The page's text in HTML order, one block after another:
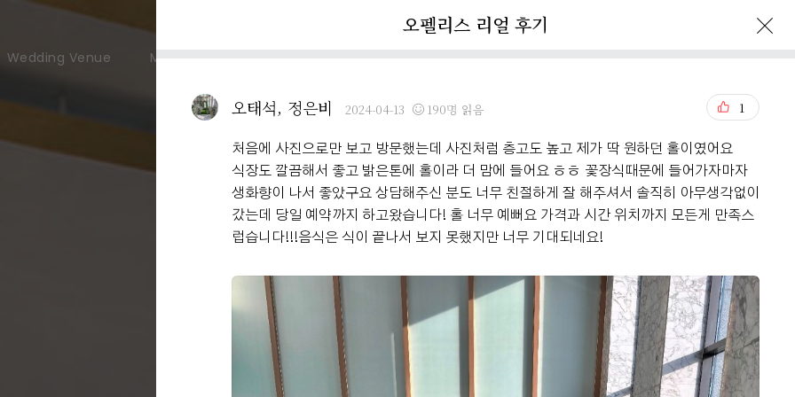
Wedding Venue Meeting & Party
오펠리스 리얼 후기
오태석, 정은비 2024-04-13 190명 읽음 1
처음에 사진으로만 보고 방문했는데 사진처럼 층고도 높고 제가 딱 원하던 홀이였어요
식장도 깔끔해서 좋고 밝은톤에 홀이라 더 맘에 들어요 ㅎㅎ 꽃장식때문에 들어가자마자
생화향이 나서 좋았구요 상담해주신 분도 너무 친절하게 잘 해주셔서 솔직히 아무생각없이
갔는데 당일 예약까지 하고왔습니다! 홀 너무 예뻐요 가격과 시간 위치까지 모든게 만족스
럽습니다!!!음식은 식이 끝나서 보지 못했지만 너무 기대되네요!